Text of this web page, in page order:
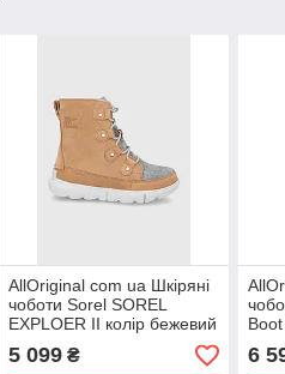
AllOriginal com ua Шкіряні
чоботи Sorel SOREL
EXPLOER II колір бежевий
РОЗМІРИ ЗАПИТУЙТЕ
5 099₴ 6